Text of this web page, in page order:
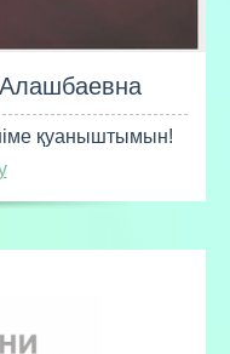
қуаныштымын!